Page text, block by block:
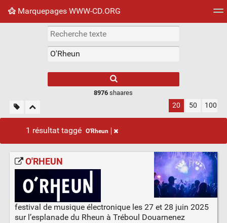
Marquepages WWW-CD.ORG
Nuage de tags Mur d'images
8976 shaares
20 50 100
1 résultat taggé O'Rheun
O'RHEUN
festival de musique électronique les 27 et 28 juin 2025
sur l’esplanade du Rheun à Tréboul Douarnenez